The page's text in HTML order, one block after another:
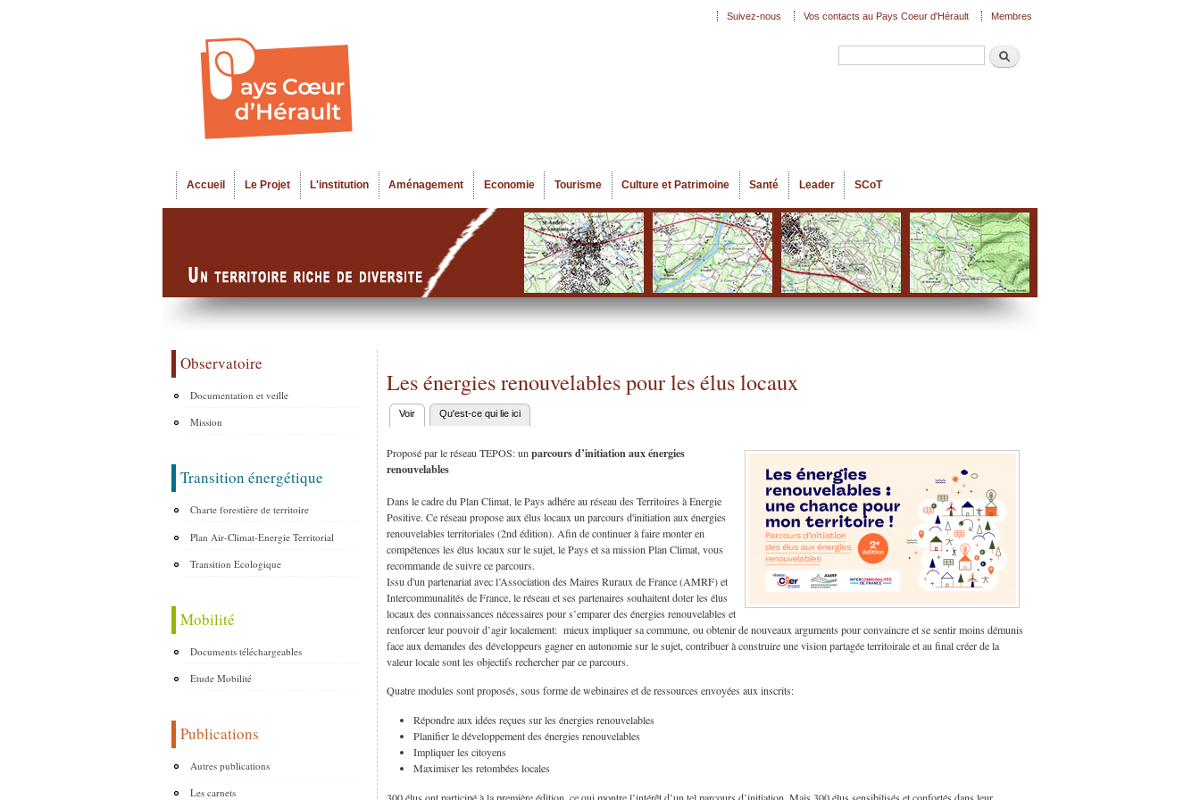
Recherche
Menu principal
Accueil Le Projet L'institution Aménagement Economie Tourisme Culture et Patrimoine Santé Leader SCoT
Suivez-nous Vos contacts au Pays Coeur d'Hérault Membres
Observatoire
Documentation et veille
Mission
Transition énergétique
Charte forestière de territoire
Plan Air-Climat-Energie Territorial
Transition Ecologique
Mobilité
Documents téléchargeables
Etude Mobilité
Publications
Autres publications
Les carnets
Les énergies renouvelables pour les élus locaux
Onglets principaux
Voir (onglet actif)
Qu'est-ce qui lie ici
Proposé par le réseau TEPOS: unparcours d’initiation aux énergies
renouvelables
Dans le cadre du Plan Climat, le Pays adhére au réseau des Territoires à Energie
Positive. Ce réseau propose aux élus locaux un parcours d'initiation aux énergies
renouvelables territoriales (2nd édition). Afin de continuer à faire monter en
compétences les élus locaux sur le sujet, le Pays et sa mission Plan Climat, vous
recommande de suivre ce parcours.
Issu d'un partenariat avec l’Association des Maires Ruraux de France (AMRF) et
Intercommunalités de France, le réseau et ses partenaires souhaitent doter les élus
locaux des connaissances nécessaires pour s’emparer des énergies renouvelables et
renforcer leur pouvoir d’agir localement: mieux impliquer sa commune, ou obtenir de nouveaux arguments pour convaincre et se sentir moins démunis
face aux demandes des développeurs gagner en autonomie sur le sujet, contribuer à construire une vision partagée territoirale et au final créer de la
valeur locale sont les objectifs rechercher par ce parcours.
Quatre modules sont proposés, sous forme de webinaires et de ressources envoyées aux inscrits:
Répondre aux idées reçues sur les énergies renouvelables
Planifier le développement des énergies renouvelables
Impliquer les citoyens
Maximiser les retombées locales